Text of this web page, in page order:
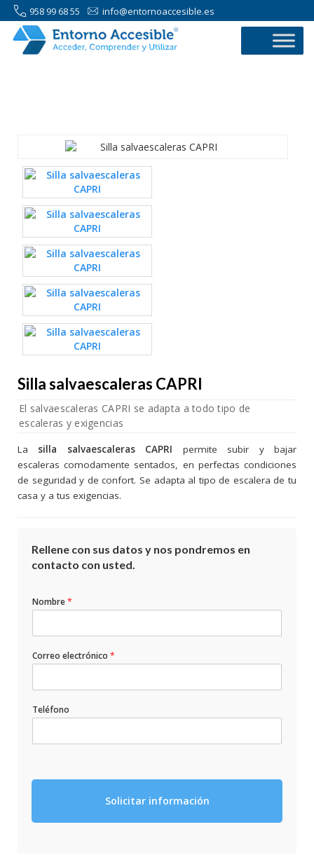
958 99 68 55 info@entornoaccesible.es
Silla salvaescaleras CAPRI
El salvaescaleras CAPRI se adapta a todo tipo de
escaleras y exigencias
La silla salvaescaleras CAPRI permite subir y bajar
escaleras comodamente sentados, en perfectas condiciones
de seguridad y de confort. Se adapta al tipo de escalera de tu
casa y a tus exigencias.
Rellene con sus datos y nos pondremos en
contacto con usted.
Nombre*
Correo electrónico *
Teléfono
Solicitar información